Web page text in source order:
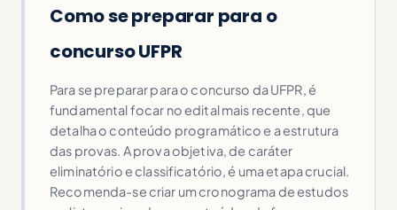
Como se preparar para o
concurso UFPR
Para se preparar para o concurso da UFPR, é
fundamental focar no edital mais recente, que
detalha o conteúdo programático e a estrutura
das provas. A prova objetiva, de caráter
eliminatório e classificatório, é uma etapa crucial.
Recomenda-se criar um cronograma de estudos